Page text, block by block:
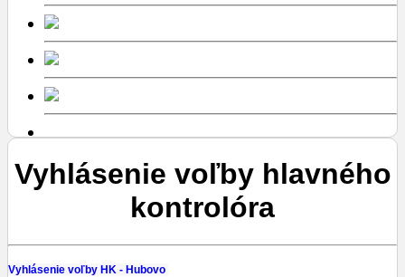
Vyhlásenie voľby hlavného
kontrolóra
Vyhlásenie voľby HK - Hubovo